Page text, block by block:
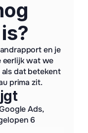
is?
en je
eerlijk wat we
als dat betekent
prima zit.
Ads,
6